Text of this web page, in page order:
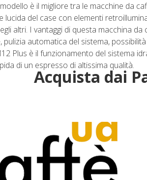
è il migliore tra le macchine da
lucida del case con elementi
altri. I vantaggi di questa macchina
automatica del sistema,
Plus è il funzionamento del sistema
di un espresso di altissima qualità.
Acquista dai